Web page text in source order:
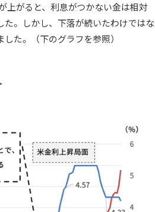
上がると、利息がつかない金は相対
。しかし、下落が続いたわけではな
た。（下のグラフを参照）